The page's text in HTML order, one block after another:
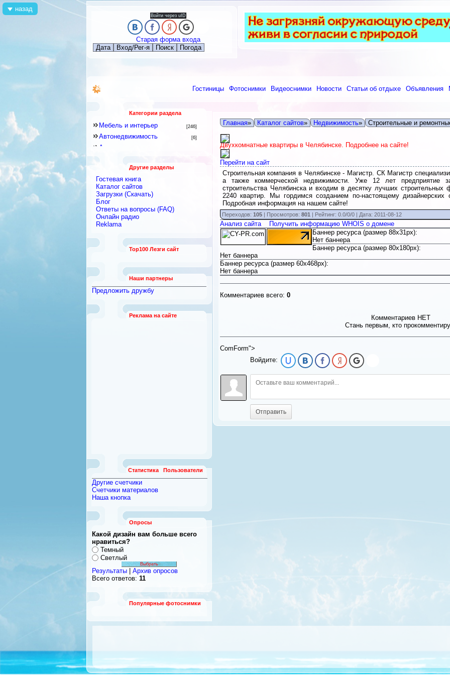
Войти через uID
Старая форма входа
Дата
Вход/Рег-я Поиск Погода
Гостиницы Фотоснимки Видеоснимки Новости Статьи об отдыхе Объявления
Категории раздела
Мебель и интерьер [246]
Автонедвижимость [6]
Аренда квартир и комнат
Строительное оборудование
Перевозки
Посуточная аренда
Ремонтные и строительные
материалы
Строительные и ремонтные
работы
Безопасность и охрана
Бытовая техника
Другие разделы
Гостевая книга
Каталог сайтов
Загрузки (Скачать)
Блог
Ответы на вопросы (FAQ)
Онлайн радио
Reklama
Top100 Лезги сайт
Наши партнеры
Предложить дружбу
Реклама на сайте
Статистика Пользователи
Другие счетчики
Счетчики материалов
Наша кнопка
Опросы
Какой дизайн вам больше всего
нравиться?
Темный
Светлый
Результаты
Архив опросов
Всего ответов: 11
Популярные фотоснимки
Главная» Каталог сайтов» Недвижимость» Строительные и
Двухкомнатные квартиры в Челябинске. Подробнее на сайте!
Перейти на сайт
Строительная компания в Челябинске - Магистр. СК Магистр
а также коммерческой недвижимости. Уже 12 лет предприятие
строительства Челябинска и входим в десятку лучших
2240 квартир. Мы гордимся созданием по-настоящему
Подробная информация на нашем сайте!
Переходов: 105| Просмотров: 801 | Рейтинг: 0.0/0/0 | Дата: 2011-08-12
Анализ сайта
Получить информацию WHOIS о домене
Баннер ресурса (размер 88x31px):
Нет баннера
Баннер ресурса (размер 80x180px):
Нет баннера
Баннер ресурса (размер 60x468px):
Нет баннера
Комментариев всего: 0
Комментариев НЕТ
Стань первым, кто
ComForm">
Войдите:
Отправить
назад